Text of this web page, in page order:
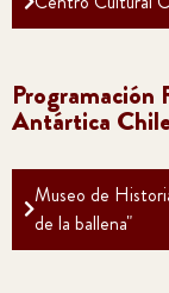
Programación
Antártica
Museo de
de la ballena"